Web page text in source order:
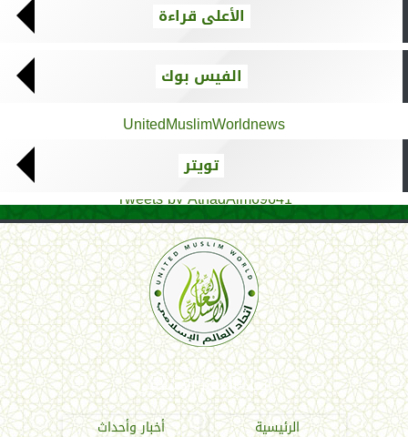
الأعلى قراءة
الفيس بوك
UnitedMuslimWorldnews
تويتر
Tweets by AthadAlm69641
اتحاد العالم الإسلامي
الرئيسية أخبار وأحداث